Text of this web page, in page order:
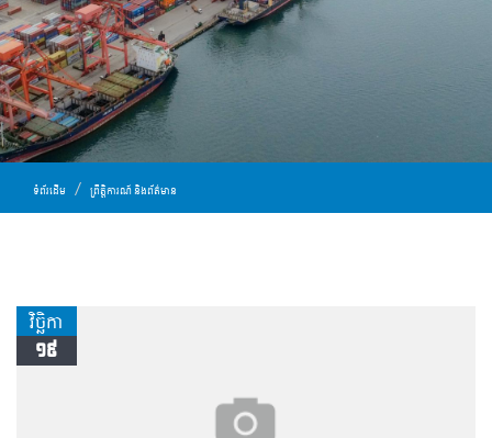
ទំព័រដើម ព្រឹត្តិការណ៍ និងព័ត៌មាន
វិច្ឆិកា
១៩